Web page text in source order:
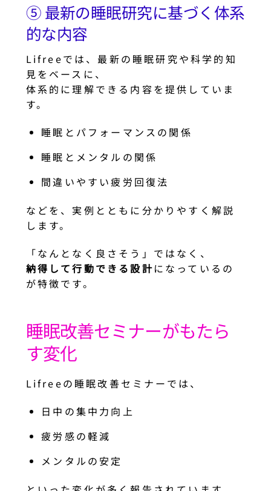
⑤ 最新の睡眠研究に基づく体系
的な内容
Lifreeでは、最新の睡眠研究や科学的知
見をベースに、
体系的に理解できる内容を提供していま
す。
睡眠とパフォーマンスの関係
睡眠とメンタルの関係
間違いやすい疲労回復法
などを、実例とともに分かりやすく解説
します。
「なんとなく良さそう」ではなく、
納得して行動できる設計になっているの
が特徴です。
睡眠改善セミナーがもたら
す変化
Lifreeの睡眠改善セミナーでは、
日中の集中力向上
疲労感の軽減
メンタルの安定